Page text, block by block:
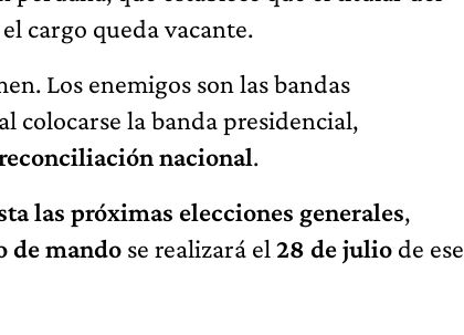
cargo queda vacante.
Los enemigos son las bandas
colocarse la banda presidencial,
nacional.
las próximas elecciones generales,
de mando se realizará el 28 de julio de ese